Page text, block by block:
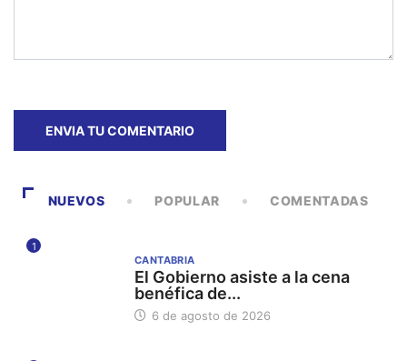
NUEVOS POPULAR COMENTADAS
1
CANTABRIA
El Gobierno asiste a la cena
benéfica de...
6 de agosto de 2026